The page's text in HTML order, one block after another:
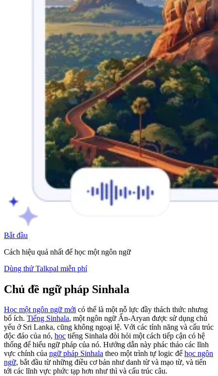
Bắt đầu
Cách hiệu quả nhất để học một ngôn ngữ
Dùng thử Talkpal miễn phí
Chủ đề ngữ pháp Sinhala
Học một ngôn ngữ mới có thể là một nỗ lực đầy thách thức nhưng
bổ ích. Tiếng Sinhala, một ngôn ngữ Ấn-Aryan được sử dụng chủ
yếu ở Sri Lanka, cũng không ngoại lệ. Với các tính năng và cấu trúc
độc đáo của nó, học tiếng Sinhala đòi hỏi một cách tiếp cận có hệ
thống để hiểu ngữ pháp của nó. Hướng dẫn này phác thảo các lĩnh
vực chính của ngữ pháp Sinhala theo một trình tự logic để học ngôn
ngữ, bắt đầu từ những điều cơ bản như danh từ và mạo từ, và tiến
tới các lĩnh vực phức tạp hơn như thì và cấu trúc câu.